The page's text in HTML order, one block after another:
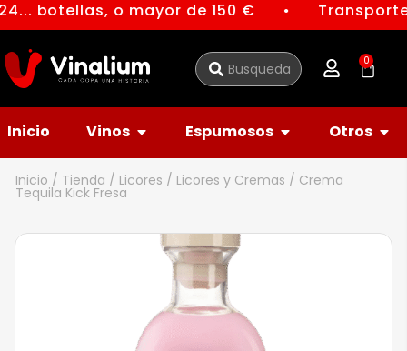
botellas, o mayor de 150 € ●
0
Inicio Vinos Espumosos Otros
Inicio / Tienda / Licores / Licores y Cremas / Crema
Tequila Kick Fresa